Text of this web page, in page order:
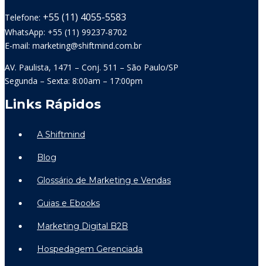
Telefone: +55 (11) 4055-5583
WhatsApp: +55 (11) 99237-8702
E-mail: marketing@shiftmind.com.br
AV. Paulista, 1471 – Conj. 511 – São Paulo/SP
Segunda – Sexta: 8:00am – 17:00pm
Links Rápidos
A Shiftmind
Blog
Glossário de Marketing e Vendas
Guias e Ebooks
Marketing Digital B2B
Hospedagem Gerenciada